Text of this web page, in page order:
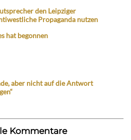
den Leipziger
Propaganda nutzen
hat begonnen
aber nicht auf die Antwort
Kommentare